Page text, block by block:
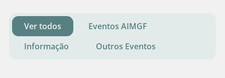
Ver todos
Eventos AIMGF
Informação
Outros Eventos